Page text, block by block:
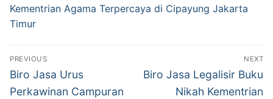
Kementrian Agama Terpercaya di Cipayung Jakarta
Timur
Post
navigation
PREVIOUS
Previous
post:
Biro Jasa Urus
Perkawinan Campuran
NEXT
Next
Biro Jasa Legalisir Buku
Nikah Kementrian